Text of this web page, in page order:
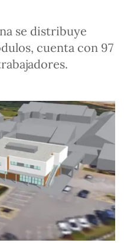
se distribuye
cuenta con 97